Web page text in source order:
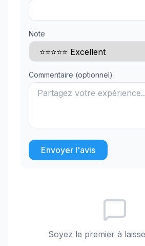
Note
Commentaire (optionnel)
Envoyer l'avis
Soyez le premier à